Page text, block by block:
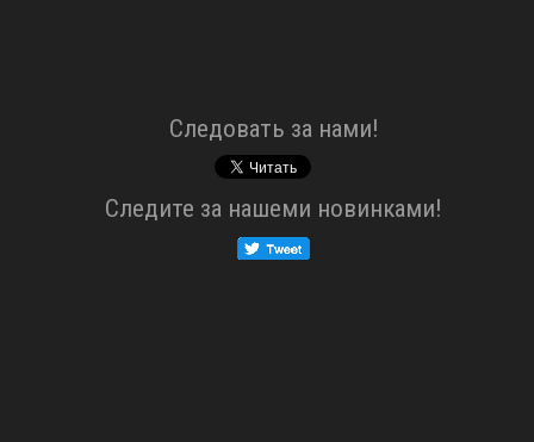
Cледовать за нами!
Cледите за нашеми новинками!